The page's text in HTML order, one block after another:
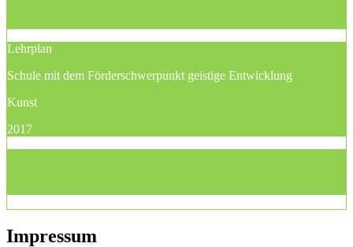
Lehrplan
Schule mit dem Förderschwerpunkt geistige Entwicklung
Kunst
2017
Impressum